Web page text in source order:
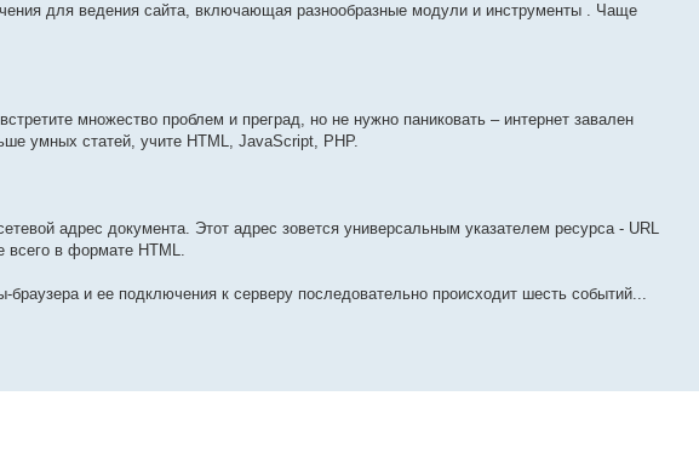
для ведения сайта, включающая разнообразные модули и инструменты . Чаще
множество проблем и преград, но не нужно паниковать – интернет завален
умных статей, учите HTML, JavaScript, PHP.
адрес документа. Этот адрес зовется универсальным указателем ресурса - URL
всего в формате HTML.
и ее подключения к серверу последовательно происходит шесть событий...